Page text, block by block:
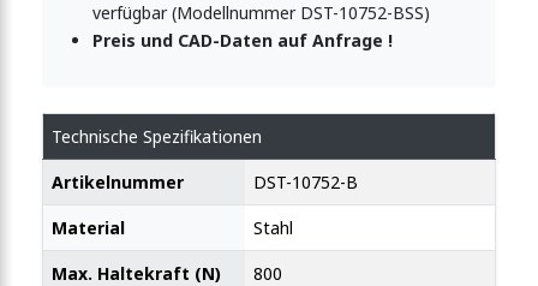
1000N
Vertikalspanner 1000N
verfügbar (Modellnummer DST-10752-BSS)
Preis und CAD-Daten auf Anfrage !
Technische Spezifikationen
Artikelnummer
DST-10752-B
Material
Stahl
Max. Haltekraft (N)
800